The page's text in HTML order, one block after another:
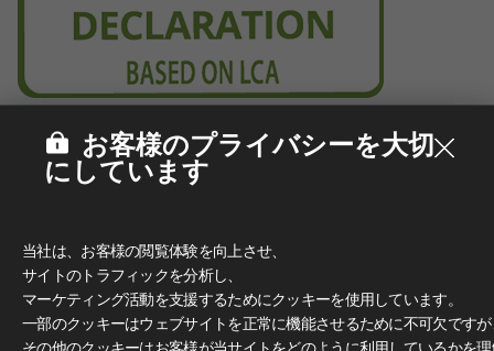
お客様のプライバシーを大切
にしています
当社は、お客様の閲覧体験を向上させ、
サイトのトラフィックを分析し、
マーケティング活動を支援するためにクッキーを使用しています。
一部のクッキーはウェブサイトを正常に機能させるために不可欠です
その他のクッキーはお客様が当サイトをどのように利用しているかを